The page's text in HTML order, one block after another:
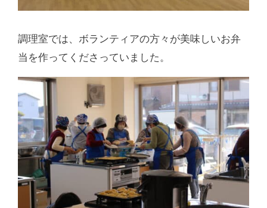
調理室では、ボランティアの方々が美味しいお弁
当を作ってくださっていました。